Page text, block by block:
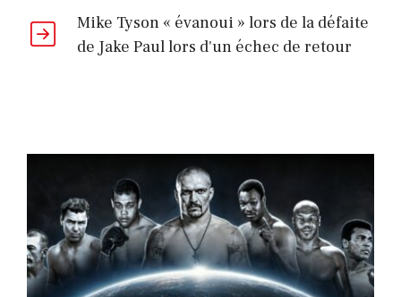
Mike Tyson « évanoui » lors de la défaite
de Jake Paul lors d'un échec de retour